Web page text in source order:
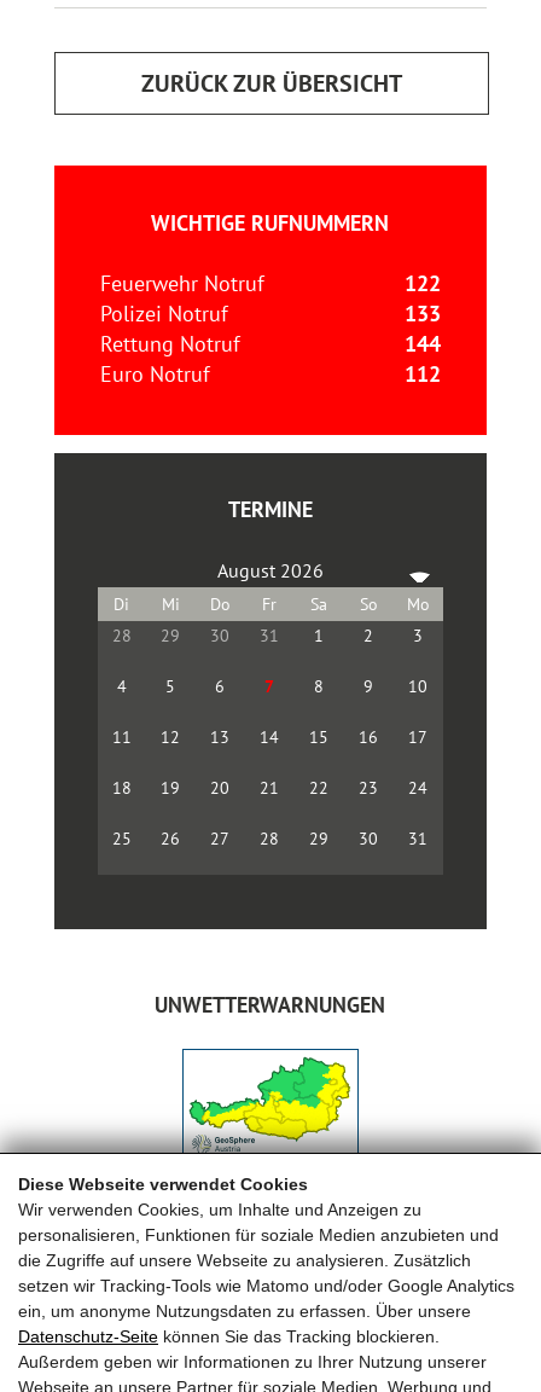
Diese Webseite verwendet Cookies
Wir verwenden Cookies, um Inhalte und Anzeigen zu
personalisieren, Funktionen für soziale Medien anzubieten und
die Zugriffe auf unsere Webseite zu analysieren. Zusätzlich
setzen wir Tracking-Tools wie Matomo und/oder Google Analytics
ein, um anonyme Nutzungsdaten zu erfassen. Über unsere
Datenschutz-Seite können Sie das Tracking blockieren.
Außerdem geben wir Informationen zu Ihrer Nutzung unserer
Webseite an unsere Partner für soziale Medien, Werbung und
ZURÜCK ZUR ÜBERSICHT
WICHTIGE RUFNUMMERN
Feuerwehr Notruf
122
Polizei Notruf
133
Rettung Notruf
144
Euro Notruf
112
TERMINE
August 2026
28 29 30 31 1 2 3
4 5 6 7 8 9 10
11 12 13 14 15 16 17
18 19 20 21 22 23 24
25 26 27 28 29 30 31
UNWETTERWARNUNGEN
FREIWILLIGE FEUERWEHR MAISHOFEN